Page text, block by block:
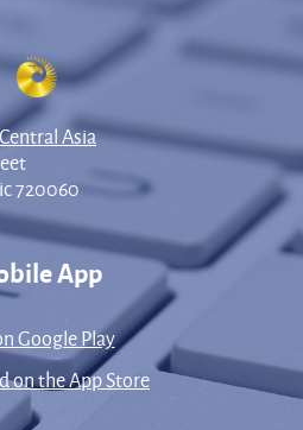
Asia
720060
App
Google Play
on the App Store